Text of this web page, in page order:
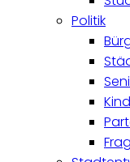
Politik